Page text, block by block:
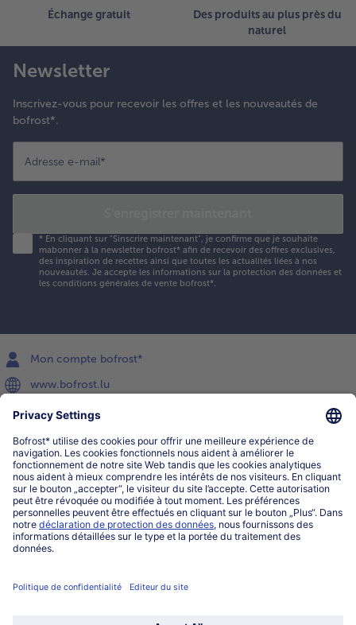
Échange gratuit
Des produits au plus près du
naturel
Newsletter
Inscrivez-vous pour recevoir les offres et les nouveautés de
bofrost*.
Adresse e-mail*
* En cliquant sur "Sinscrire maintenant", je confirme que je souhaite
mabonner à la newsletter bofrost* afin de recevoir des offres exclusives,
des inspiration de recettes ainsi que toutes les actualités liées à nos
nouveautés. Je accepte les informations sur la protection des données et
les conditions générales de vente bofrost*.
Mon compte bofrost*
www.bofrost.lu
service@bofrost.lu
027863232
Lu-ve : 8h-20h Sa : 10h-16h
Service
Qui sommes-nous?